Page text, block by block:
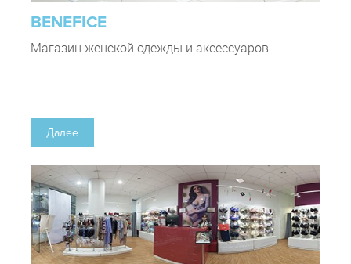
BENEFICE
Магазин женской одежды и аксессуаров.
Далее